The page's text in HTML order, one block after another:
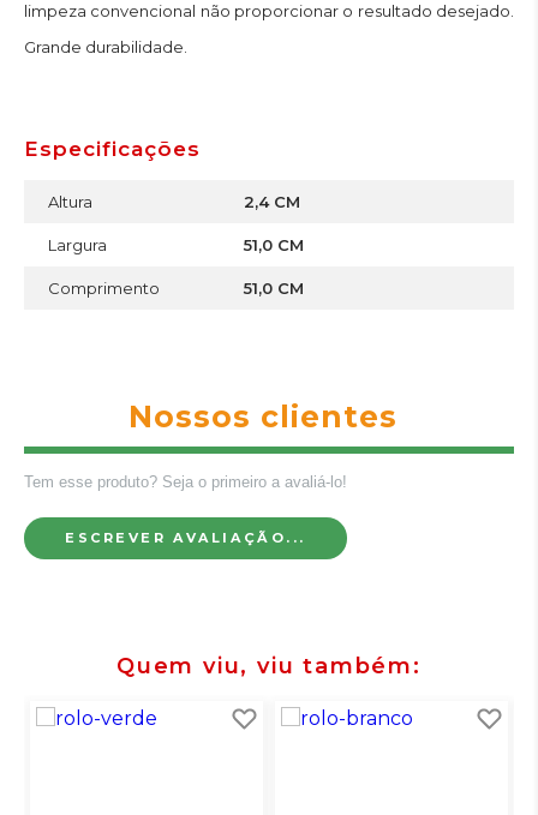
limpeza convencional não proporcionar o resultado desejado.
Grande durabilidade.
Especificações
Altura 2,4 CM
Largura 51,0 CM
Comprimento 51,0 CM
Nossos clientes
Tem esse produto? Seja o primeiro a avaliá-lo!
ESCREVER AVALIAÇÃO...
Quem viu, viu também